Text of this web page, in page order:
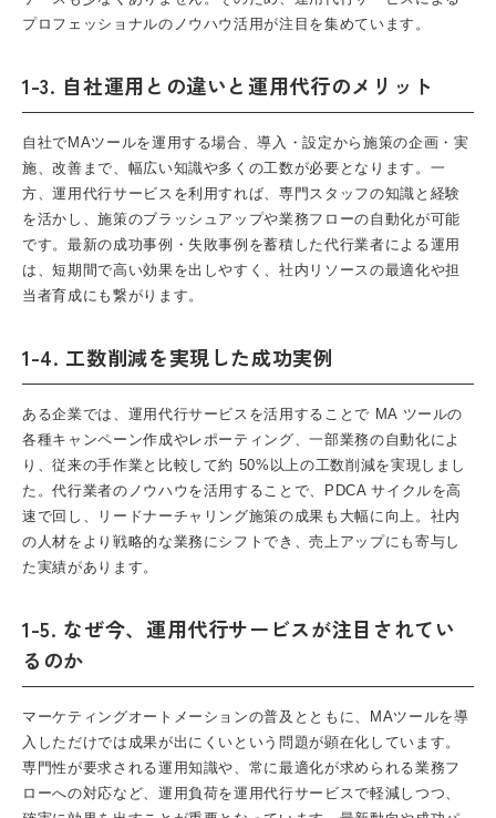
プロフェッショナルのノウハウ活用が注目を集めています。
1-3. 自社運用との違いと運用代行のメリット
自社でMAツールを運用する場合、導入・設定から施策の企画・実
施、改善まで、幅広い知識や多くの工数が必要となります。一
方、運用代行サービスを利用すれば、専門スタッフの知識と経験
を活かし、施策のブラッシュアップや業務フローの自動化が可能
です。最新の成功事例・失敗事例を蓄積した代行業者による運用
は、短期間で高い効果を出しやすく、社内リソースの最適化や担
当者育成にも繋がります。
1-4. 工数削減を実現した成功実例
ある企業では、運用代行サービスを活用することで MA ツールの
各種キャンペーン作成やレポーティング、一部業務の自動化によ
り、従来の手作業と比較して約 50%以上の工数削減を実現しまし
た。代行業者のノウハウを活用することで、PDCA サイクルを高
速で回し、リードナーチャリング施策の成果も大幅に向上。社内
の人材をより戦略的な業務にシフトでき、売上アップにも寄与し
た実績があります。
1-5. なぜ今、運用代行サービスが注目されてい
るのか
マーケティングオートメーションの普及とともに、MAツールを導
入しただけでは成果が出にくいという問題が顕在化しています。
専門性が要求される運用知識や、常に最適化が求められる業務フ
ローへの対応など、運用負荷を運用代行サービスで軽減しつつ、